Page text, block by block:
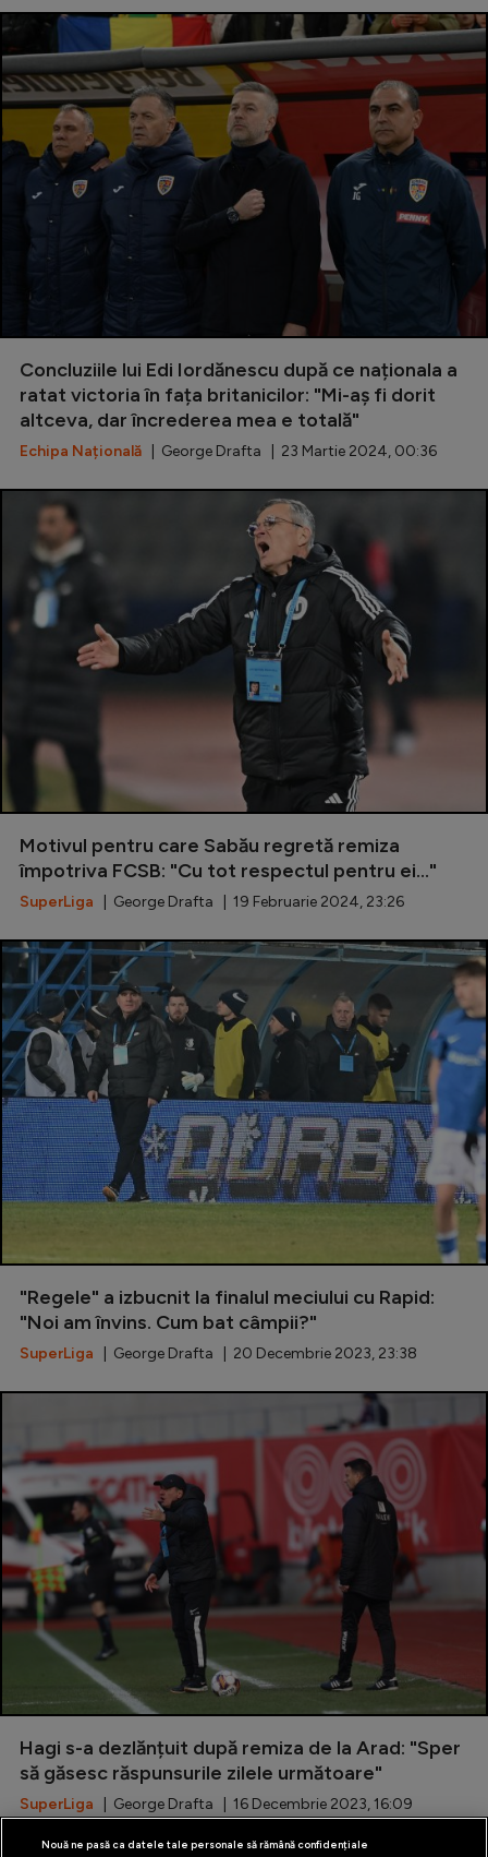
Auto
Rugby
Ciclism
Alte sporturi
Intră în cont
Creează cont
Concluziile lui Edi Iordănescu după ce naționala a
ratat victoria în fața britanicilor: "Mi-aș fi dorit
altceva, dar încrederea mea e totală"
Echipa Națională | George Drafta | 23 Martie 2024, 00:36
Motivul pentru care Sabău regretă remiza
împotriva FCSB: "Cu tot respectul pentru ei..."
SuperLiga | George Drafta | 19 Februarie 2024, 23:26
"Regele" a izbucnit la finalul meciului cu Rapid:
"Noi am învins. Cum bat câmpii?"
SuperLiga | George Drafta | 20 Decembrie 2023, 23:38
Hagi s-a dezlănțuit după remiza de la Arad: "Sper
să găsesc răspunsurile zilele următoare"
SuperLiga | George Drafta | 16 Decembrie 2023, 16:09
Nouă ne pasă ca datele tale personale să rămână confidențiale